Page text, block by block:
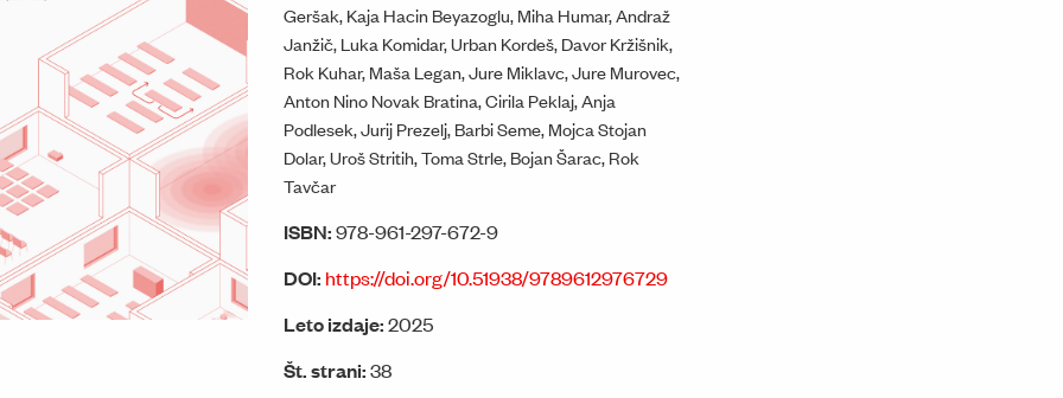
Geršak, Kaja Hacin Beyazoglu, Miha Humar, Andraž
Janžič, Luka Komidar, Urban Kordeš, Davor Kržišnik,
Rok Kuhar, Maša Legan, Jure Miklavc, Jure Murovec,
Anton Nino Novak Bratina, Cirila Peklaj, Anja
Podlesek, Jurij Prezelj, Barbi Seme, Mojca Stojan
Dolar, Uroš Stritih, Toma Strle, Bojan Šarac, Rok
Tavčar
ISBN:978-961-297-672-9
DOI: https://doi.org/10.51938/9789612976729
Leto izdaje:2025
Št. strani:38